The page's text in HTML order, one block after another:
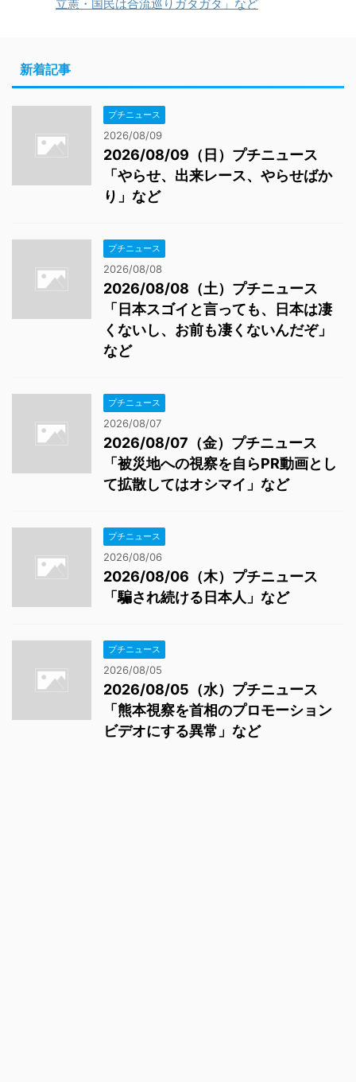
立憲・国民は合流巡りガタガタ」など
新着記事
プチニュース
2026/08/09
2026/08/09（日）プチニュース
「やらせ、出来レース、やらせばか
り」など
プチニュース
2026/08/08
2026/08/08（土）プチニュース
「日本スゴイと言っても、日本は凄
くないし、お前も凄くないんだぞ」
など
プチニュース
2026/08/07
2026/08/07（金）プチニュース
「被災地への視察を自らPR動画とし
て拡散してはオシマイ」など
プチニュース
2026/08/06
2026/08/06（木）プチニュース
「騙され続ける日本人」など
プチニュース
2026/08/05
2026/08/05（水）プチニュース
「熊本視察を首相のプロモーション
ビデオにする異常」など